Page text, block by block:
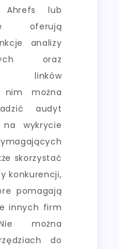
Ahrefs lub
oferują
analizy
oraz
linków
nim można
audyt
wykrycie
skorzystać
konkurencji,
pomagają
innych firm
można
do